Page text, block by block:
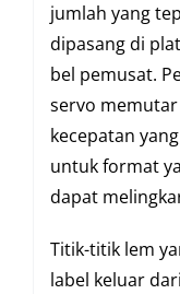
jumlah yang
dipasang di
bel pemusat.
servo
kecepatan
untuk format
dapat
Titik-titik lem
label keluar